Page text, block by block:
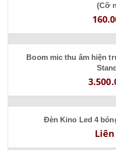
(Cỡ
Boom mic thu âm hiện
Đèn Kino Led 4